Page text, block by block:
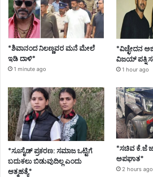
*ಶಿವಾನಂದ ನಿಲಣ್ಣವರ ಮನೆ ಮೇಲೆ
ಇಡಿ ದಾಳಿ*
1 minute ago
*ವಿಚ್ಛೇದನ
ವಿಜಯ್ ಪತ್ನಿ
1 hour ago
*ಸೂಸೈಡ್ ಪ್ರಕರಣ: ಸಮಾಜ ಒಟ್ಟಿಗೆ
ಬದುಕಲು ಬಿಡುವುದಿಲ್ಲ ಎಂದು
ಆತ್ಮಹತ್ಯೆ*
*ಸಚಿವ ಕೆ.ಜೆ
ಅಪಘಾತ*
2 hours ago